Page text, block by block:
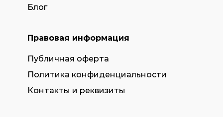
Блог
Правовая информация
Публичная оферта
Политика конфиденциальности
Контакты и реквизиты